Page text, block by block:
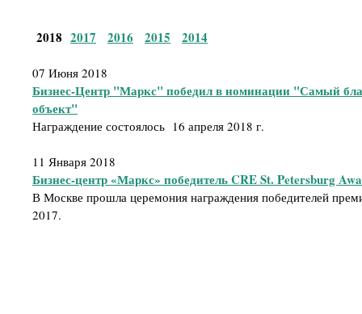
2018 2017 2016 2015 2014
07 Июня 2018
Бизнес-Центр "Маркс" победил в номинации "Самый
объект"
Награждение состоялось 16 апреля 2018 г.
11 Января 2018
Бизнес-центр «Маркс» победитель CRE St. Petersburg
В Москве прошла церемония награждения победителей
2017.